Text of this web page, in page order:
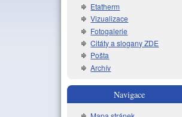
Etatherm
Vizualizace
Fotogalerie
Citáty a slogany ZDE
Pošta
Archív
Navigace